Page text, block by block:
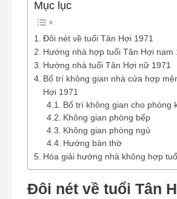
Mục lục
Đôi nét về tuổi Tân Hợi 1971
Hướng nhà hợp tuổi Tân Hợi nam
Hướng nhà tuổi Tân Hợi nữ 1971
Bố trí không gian nhà cửa hợp
Hợi 1971
Bố trí không gian cho phòng
Không gian phòng bếp
Không gian phòng ngủ
Hướng bàn thờ
Hóa giải hướng nhà không hợp
Đôi nét về tuổi Tân